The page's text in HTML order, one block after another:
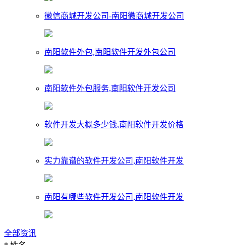
微信商城开发公司-南阳微商城开发公司
南阳软件外包,南阳软件开发外包公司
南阳软件外包服务,南阳软件开发公司
软件开发大概多少钱,南阳软件开发价格
实力靠谱的软件开发公司,南阳软件开发
南阳有哪些软件开发公司,南阳软件开发
全部资讯